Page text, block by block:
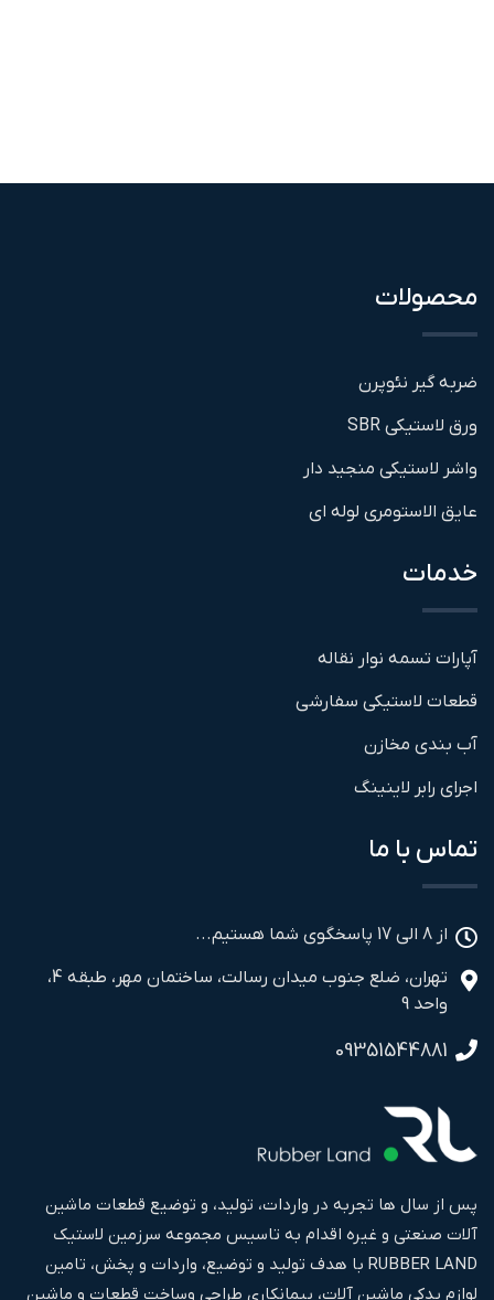
محصولات
ضربه گیر نئوپرن
ورق لاستیکی SBR
واشر لاستیکی منجید دار
عایق الاستومری لوله ای
خدمات
آپارات تسمه نوار نقاله
قطعات لاستیکی سفارشی
آب بندی مخازن
اجرای رابر لاینینگ
تماس با ما
از 8 الی 17 پاسخگوی شما هستیم...
تهران، ضلع جنوب میدان رسالت، ساختمان مهر، طبقه 4،
واحد 9
09351544881
پس از سال ها تجربه در واردات، تولید، و توضیع قطعات ماشین
آلات صنعتی و غیره اقدام به تاسیس مجموعه سرزمین لاستیک
RUBBER LAND با هدف تولید و توضیع، واردات و پخش، تامین
لوازم یدکی ماشین آلات، پیمانکاری طراحی وساخت قطعات و ماشین